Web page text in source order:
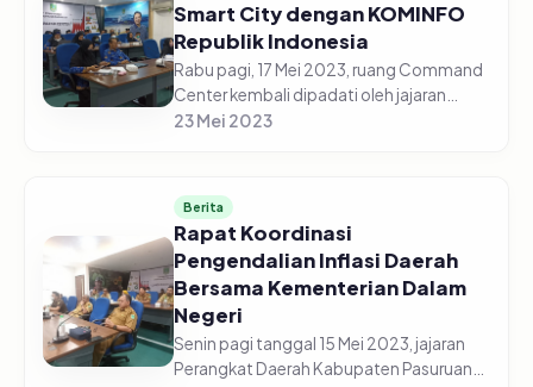
Smart City dengan KOMINFO
Republik Indonesia
Rabu pagi, 17 Mei 2023, ruang Command
Center kembali dipadati oleh jajaran
perangkat Daerah Kabupaten Pasuruan.
23 Mei 2023
Berita
Rapat Koordinasi
Pengendalian Inflasi Daerah
Bersama Kementerian Dalam
Negeri
Senin pagi tanggal 15 Mei 2023, jajaran
Perangkat Daerah Kabupaten Pasuruan